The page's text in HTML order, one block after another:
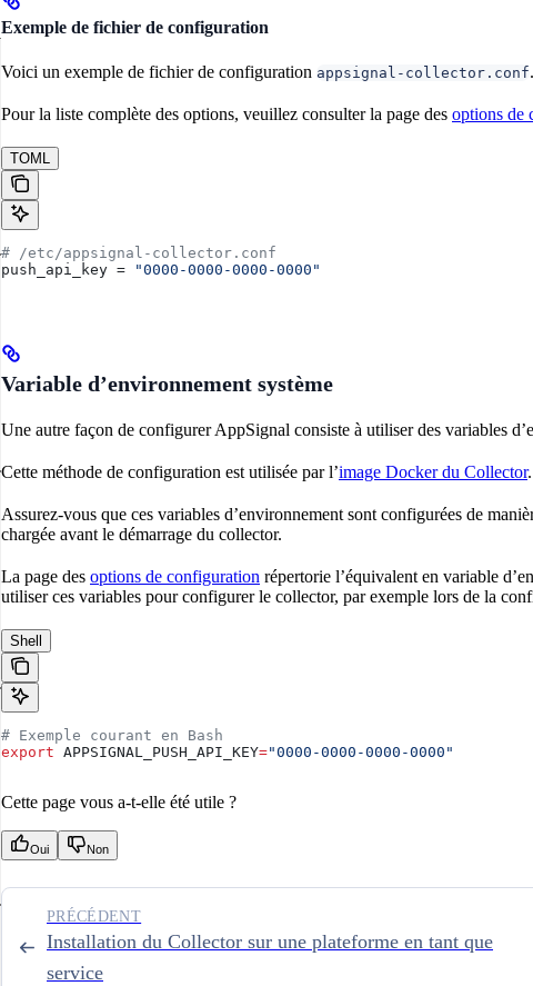
Exemple de fichier de configuration
Voici un exemple de fichier de configuration appsignal-collector.conf.
Pour la liste complète des options, veuillez consulter la page des options de
TOML
# /etc/appsignal-collector.conf
push_api_key = "0000-0000-0000-0000"
Variable d’environnement système
Une autre façon de configurer AppSignal consiste à utiliser des variables
Cette méthode de configuration est utilisée par l’image Docker du Collector.
Assurez-vous que ces variables d’environnement sont configurées de
chargée avant le démarrage du collector.
La page des options de configuration répertorie l’équivalent en variable
utiliser ces variables pour configurer le collector, par exemple lors de la
Shell
# Exemple courant en Bash
export APPSIGNAL_PUSH_API_KEY="0000-0000-0000-0000"
Cette page vous a-t-elle été utile ?
Oui Non
Installation du Collector sur une plateforme en tant que
service
PRÉCÉDENT